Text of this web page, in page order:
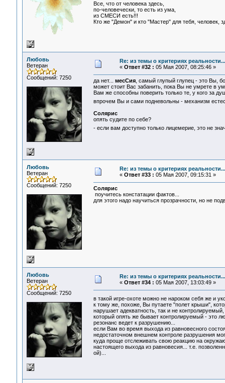
Все, что от человека здесь,
по-человечески, то есть из ума,
из СМЕСИ есть!!!
Кто же "Демон" и кто "Мастер" для тебя, человек,
Любовь
Ветеран
Сообщений: 7250
Re: из темы о критериях реальности...
« Ответ #32 : 05 Мая 2007, 08:25:46 »
да нет... месСия, самый глупый глупец - это Вы,
может стоит Вас забанить, пока Вы не умрете в
Вам же способны поверить только те, у кого за
впрочем Вы и сами подневольны - механизм
Солярис
опять судите по себе?
- если вам доступно только лицемерие, это не
Любовь
Ветеран
Сообщений: 7250
Re: из темы о критериях реальности...
« Ответ #33 : 05 Мая 2007, 09:15:31 »
Солярис
поучитесь констатации фактов...
для этого надо научиться прозрачности, но не
Любовь
Ветеран
Сообщений: 7250
Re: из темы о критериях реальности...
« Ответ #34 : 05 Мая 2007, 13:03:49 »
в такой игре-охоте можно не нароком себя же и
к тому же, похоже, Вы путаете "полет крыши",
нарушает адекватность, так и не
который опять же бывает контролируемый - это
резонанс ведет к разрушению...
если Вам во время выхода из равновесного
недостаточном внешнем контроле разрушения
куда проще отслеживать свою реакцию на
настоящего выхода из равновесия... т.е.
ой)...